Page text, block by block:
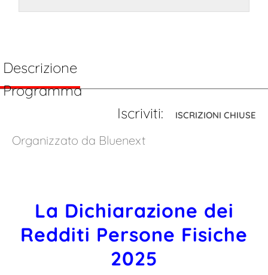
Descrizione
Programma
Iscriviti:
ISCRIZIONI CHIUSE
Organizzato da Bluenext
La Dichiarazione dei
Redditi Persone Fisiche
2025